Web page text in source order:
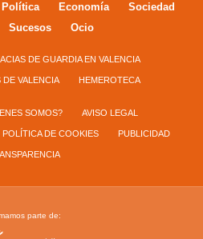
Política Economía
Sociedad
Sucesos Ocio
DE GUARDIA EN VALENCIA
DE VALENCIA HEMEROTECA
SOMOS? AVISO LEGAL
POLÍTICA DE COOKIES PUBLICIDAD
parte de: